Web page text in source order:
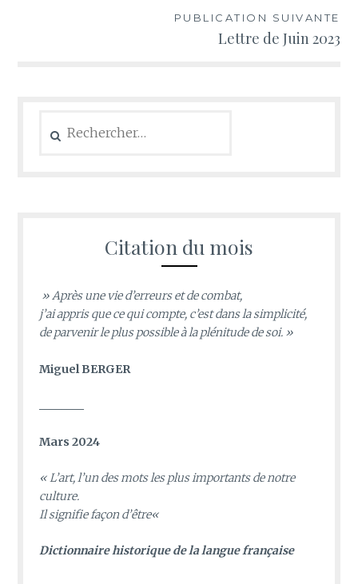
PUBLICATION SUIVANTE
Lettre de Juin 2023
Citation du mois
» Après une vie d’erreurs et de combat,
j’ai appris que ce qui compte, c’est dans la simplicité,
de parvenir le plus possible à la plénitude de soi. »
Miguel BERGER
Mars 2024
«L’art, l’un des mots les plus importants de notre
culture.
Il signifie façon d’être«
Dictionnaire historique de la langue française